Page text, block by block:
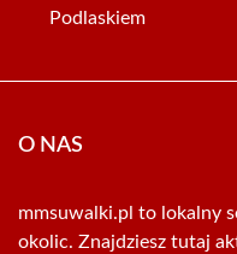
Podlaskiem
O NAS
mmsuwalki.pl to lokalny
okolic. Znajdziesz tutaj